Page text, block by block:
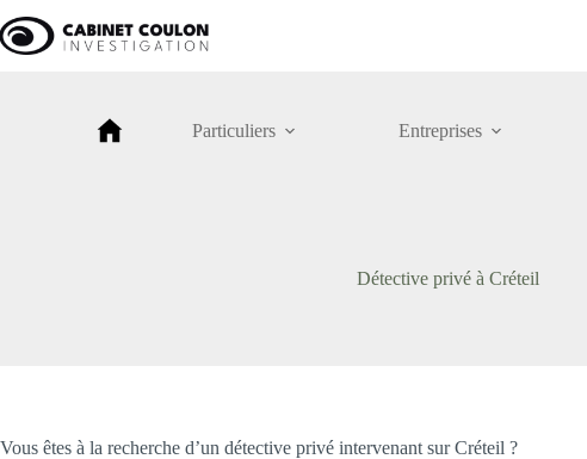
au
contenu
Particuliers Entreprises
Détective privé à Créteil
Vous êtes à la recherche d’un détective privé intervenant sur Créteil ?